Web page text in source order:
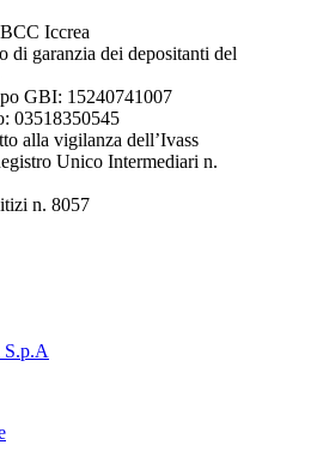
Iccrea
di garanzia dei depositanti del
GBI: 15240741007
03518350545
alla vigilanza dell’Ivass
Unico Intermediari n.
n. 8057
S.p.A